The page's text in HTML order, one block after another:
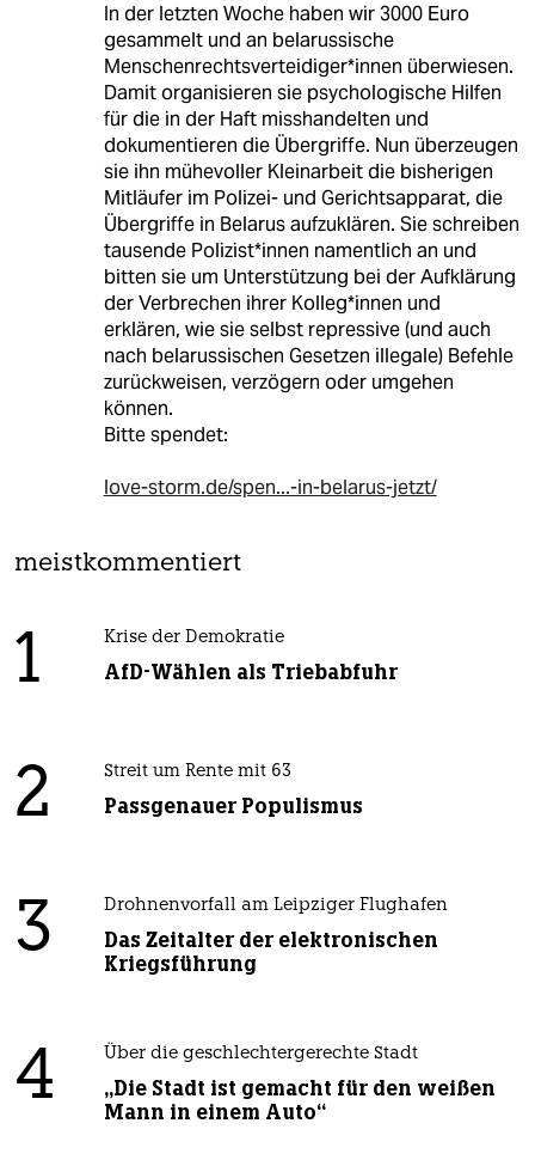
In der letzten Woche haben wir 3000 Euro
gesammelt und an belarussische
Menschenrechtsverteidiger*innen überwiesen.
Damit organisieren sie psychologische Hilfen
für die in der Haft misshandelten und
dokumentieren die Übergriffe. Nun überzeugen
sie ihn mühevoller Kleinarbeit die bisherigen
Mitläufer im Polizei- und Gerichtsapparat, die
Übergriffe in Belarus aufzuklären. Sie schreiben
tausende Polizist*innen namentlich an und
bitten sie um Unterstützung bei der Aufklärung
der Verbrechen ihrer Kolleg*innen und
erklären, wie sie selbst repressive (und auch
nach belarussischen Gesetzen illegale) Befehle
zurückweisen, verzögern oder umgehen
können.
Bitte spendet:
love-storm.de/spen...-in-belarus-jetzt/
meistkommentiert
1 Krise der Demokratie
AfD-Wählen als Triebabfuhr
2 Streit um Rente mit 63
Passgenauer Populismus
3 Drohnenvorfall am Leipziger Flughafen
Das Zeitalter der elektronischen
Kriegsführung
4 Über die geschlechtergerechte Stadt
„Die Stadt ist gemacht für den weißen
Mann in einem Auto“